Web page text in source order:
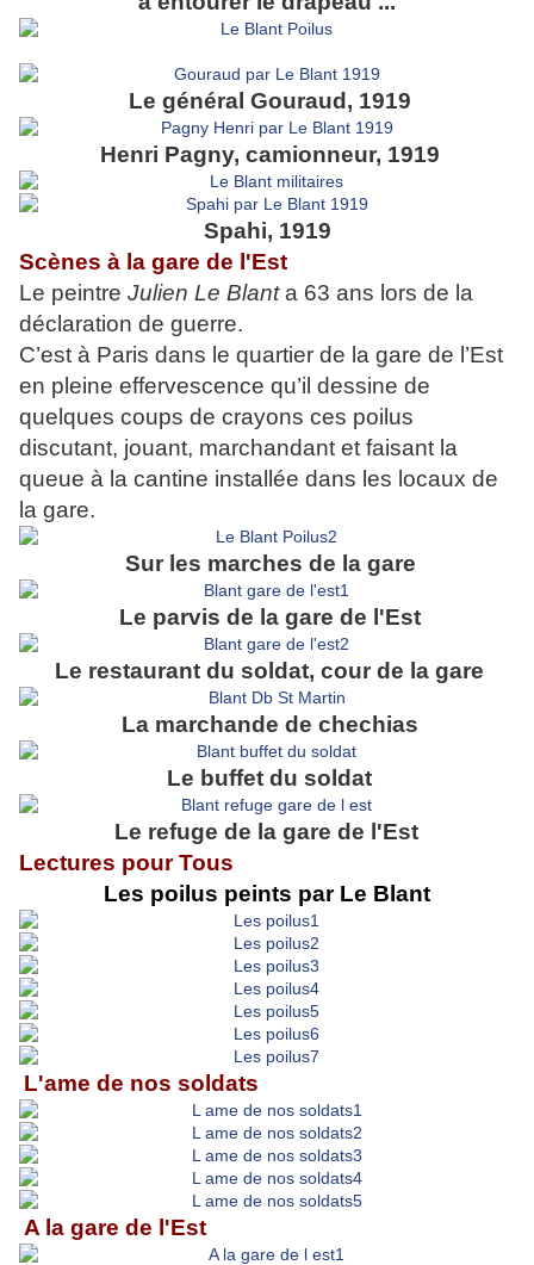
Le général Gouraud, 1919
Henri Pagny, camionneur, 1919
Spahi, 1919
Scènes à la gare de l'Est
Le peintre Julien Le Blanta 63 ans lors de la
déclaration de guerre.
C’est à Paris dans le quartier de la gare de l’Est
en pleine effervescence qu’il dessine de
quelques coups de crayons ces poilus
discutant, jouant, marchandant et faisant la
queue à la cantine installée dans les locaux de
la gare.
Sur les marches de la gare
Le parvis de la gare de l'Est
Le restaurant du soldat, cour de la gare
La marchande de chechias
Le buffet du soldat
Le refuge de la gare de l'Est
Lectures pour Tous
Les poilus peints par Le Blant
L'ame de nos soldats
A la gare de l'Est